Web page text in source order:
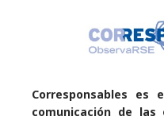
Corresponsables
comunicación de las